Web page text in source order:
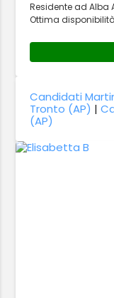
Residente ad Alba
Ottima
Candidati
Tronto (AP) |
(AP)